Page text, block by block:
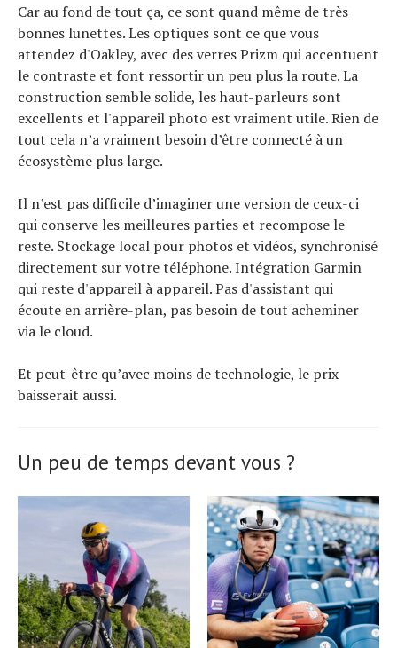
Car au fond de tout ça, ce sont quand même de très
bonnes lunettes. Les optiques sont ce que vous
attendez d'Oakley, avec des verres Prizm qui accentuent
le contraste et font ressortir un peu plus la route. La
construction semble solide, les haut-parleurs sont
excellents et l'appareil photo est vraiment utile. Rien de
tout cela n’a vraiment besoin d’être connecté à un
écosystème plus large.
Il n’est pas difficile d’imaginer une version de ceux-ci
qui conserve les meilleures parties et recompose le
reste. Stockage local pour photos et vidéos, synchronisé
directement sur votre téléphone. Intégration Garmin
qui reste d'appareil à appareil. Pas d'assistant qui
écoute en arrière-plan, pas besoin de tout acheminer
via le cloud.
Et peut-être qu’avec moins de technologie, le prix
baisserait aussi.
Un peu de temps devant vous ?